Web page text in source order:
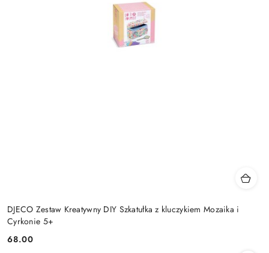
DJECO Zestaw Kreatywny DIY Szkatułka z kluczykiem Mozaika i
Cyrkonie 5+
Cena:
68.00